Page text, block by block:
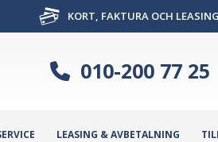
KORT, FAKTURA OCH LEASING
010-200 77 25
LEASING & AVBETALNING